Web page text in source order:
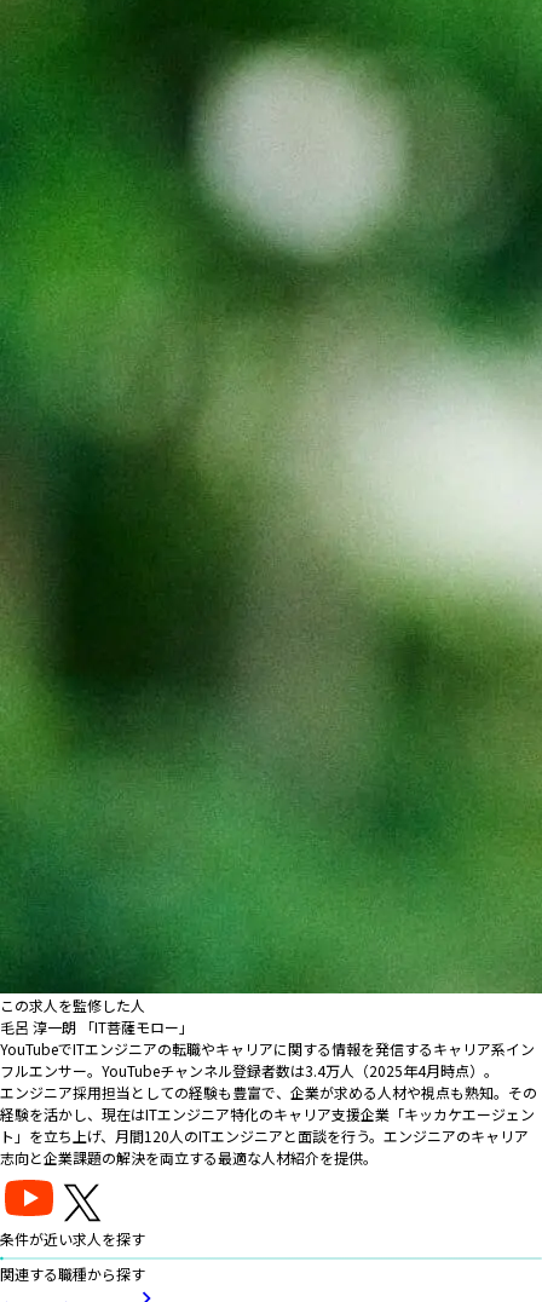
この求人を監修した人
毛呂 淳一朗 「IT菩薩モロー」
YouTubeでITエンジニアの転職やキャリアに関する情報を発信するキャリア系イン
フルエンサー。YouTubeチャンネル登録者数は3.4万人（2025年4月時点）。
エンジニア採用担当としての経験も豊富で、企業が求める人材や視点も熟知。その
経験を活かし、現在はITエンジニア特化のキャリア支援企業「キッカケエージェン
ト」を立ち上げ、月間120人のITエンジニアと面談を行う。エンジニアのキャリア
志向と企業課題の解決を両立する最適な人材紹介を提供。
条件が近い求人を探す
関連する職種から探す